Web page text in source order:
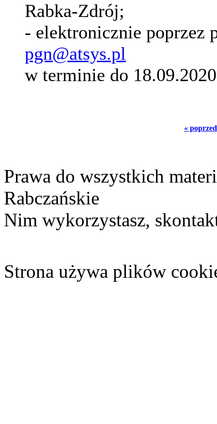
Rabka-Zdrój;
- elektronicznie poprzez
pgn@atsys.pl
w terminie do
«
Prawa do wszystkich
Rabczańskie
Nim wykorzystasz,
Strona używa plików